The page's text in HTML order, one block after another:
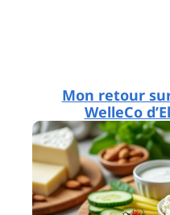
Mon retour
WelleCo